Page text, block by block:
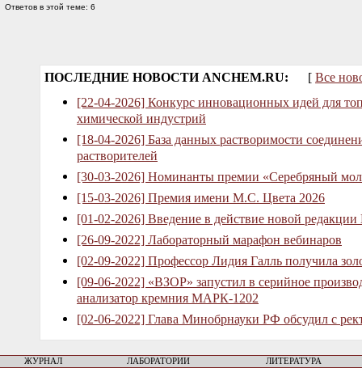
Ответов в этой теме: 6
ПОСЛЕДНИЕ НОВОСТИ ANCHEM.RU: [ Все
[22-04-2026] Конкурс инновационных идей для
химической индустрий
[18-04-2026] База данных растворимости
растворителей
[30-03-2026] Номинанты премии «Серебряный
[15-03-2026] Премия имени М.С. Цвета 2026
[01-02-2026] Введение в действие новой
[26-09-2022] Лабораторный марафон вебинаров
[02-09-2022] Профессор Лидия Галль получила
[09-06-2022] «ВЗОР» запустил в серийное
анализатор кремния МАРК-1202
[02-06-2022] Глава Минобрнауки РФ обсудил с
ЖУРНАЛ ЛАБОРАТОРИИ ЛИТЕРАТУРА